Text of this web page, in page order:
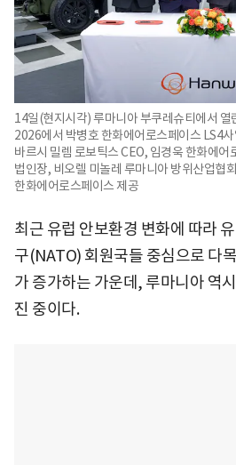
14일(현지시각) 루마니아 부쿠레슈티에서 열
2026에서 박병호 한화에어로스페이스 LS4
바르시 밀렘 로보틱스 CEO, 임경욱 한화에어
법인장, 비오렐 미놀레 루마니아 방위산업협
한화에어로스페이스 제공
최근 유럽 안보환경 변화에 따라
구(NATO) 회원국들 중심으로 다
가 증가하는 가운데, 루마니아 역
진 중이다.